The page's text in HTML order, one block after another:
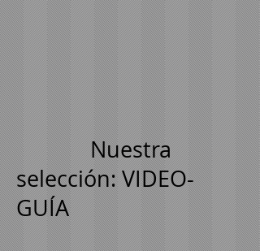
Nuestra
selección: VIDEO-
GUÍA